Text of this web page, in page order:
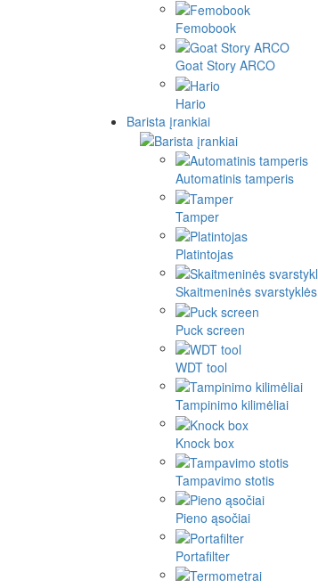
Femobook
Goat Story ARCO
Hario
Barista įrankiai
Automatinis tamperis
Tamper
Platintojas
Skaitmeninės svarstyklės
Puck screen
WDT tool
Tampinimo kilimėliai
Knock box
Tampavimo stotis
Pieno ąsočiai
Portafilter